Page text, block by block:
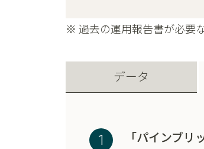
※ 過去の運用報告書が必要
データ
「パインブ